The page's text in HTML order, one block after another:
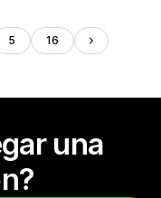
5 16
una